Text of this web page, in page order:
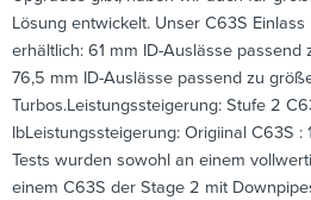
Lösung entwickelt. Unser C63S
erhältlich: 61 mm ID-Auslässe
76,5 mm ID-Auslässe passend zu
Turbos.Leistungssteigerung: Stufe 2
lbLeistungssteigerung: Origiinal C63S :
Tests wurden sowohl an einem
einem C63S der Stage 2 mit